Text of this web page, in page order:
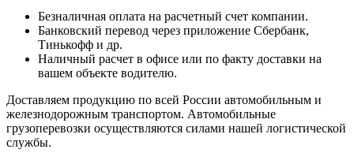
Безналичная оплата на расчетный счет компании.
Банковский перевод через приложение Сбербанк,
Тинькофф и др.
Наличный расчет в офисе или по факту доставки на
вашем объекте водителю.
Доставляем продукцию по всей России автомобильным и
железнодорожным транспортом. Автомобильные
грузоперевозки осуществляются силами нашей логистической
службы.